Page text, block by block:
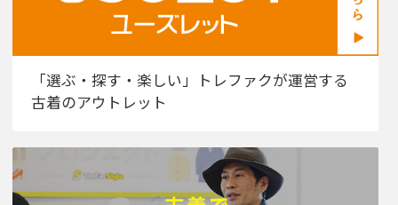
「選ぶ・探す・楽しい」トレファクが運営する
古着のアウトレット